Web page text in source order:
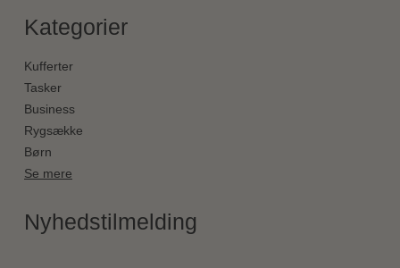
Kategorier
Kufferter
Tasker
Business
Rygsække
Børn
Se mere
Nyhedstilmelding